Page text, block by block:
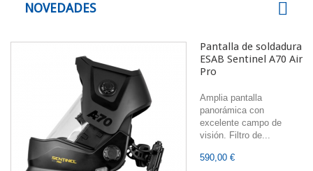
NOVEDADES
Pantalla de soldadura
ESAB Sentinel A70 Air
Pro
Amplia pantalla
panorámica con
excelente campo de
visión. Filtro de...
590,00 €